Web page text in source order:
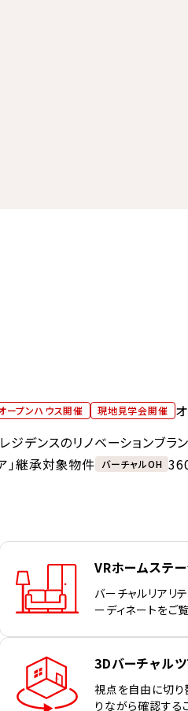
ープンハウス開催 現地見学会開催
ジデンスのリノベーションブラ
」継承対象物件 バーチャルOH
VRホームステ
バーチャルリアリ
ーディネートをご
3Dバーチャル
視点を自由に切り
りながら確認する